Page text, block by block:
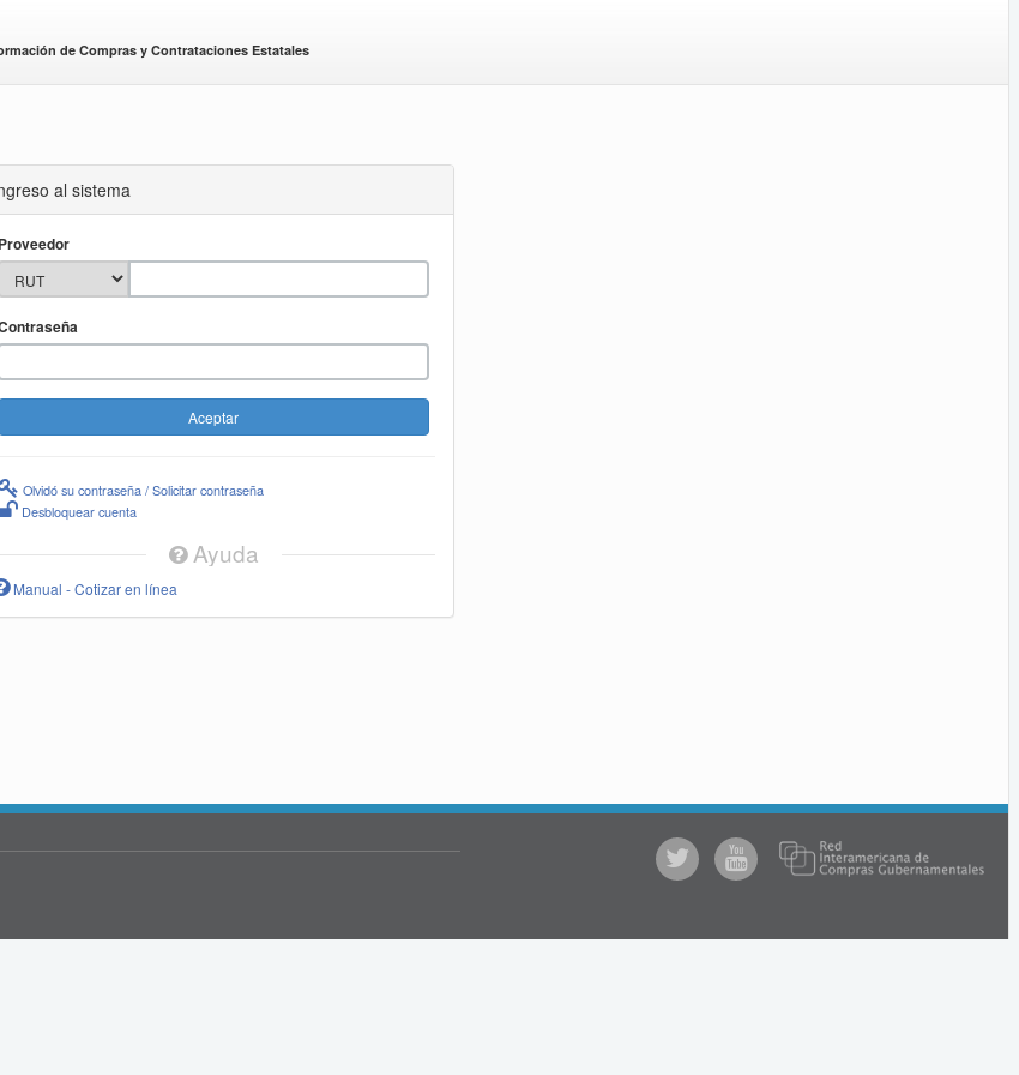
de Compras y Contrataciones Estatales
al sistema
Proveedor
Olvidó su contraseña / Solicitar contraseña
Desbloquear cuenta
Ayuda
Manual - Cotizar en línea
@comprasgubuy
ACCE
Youtube